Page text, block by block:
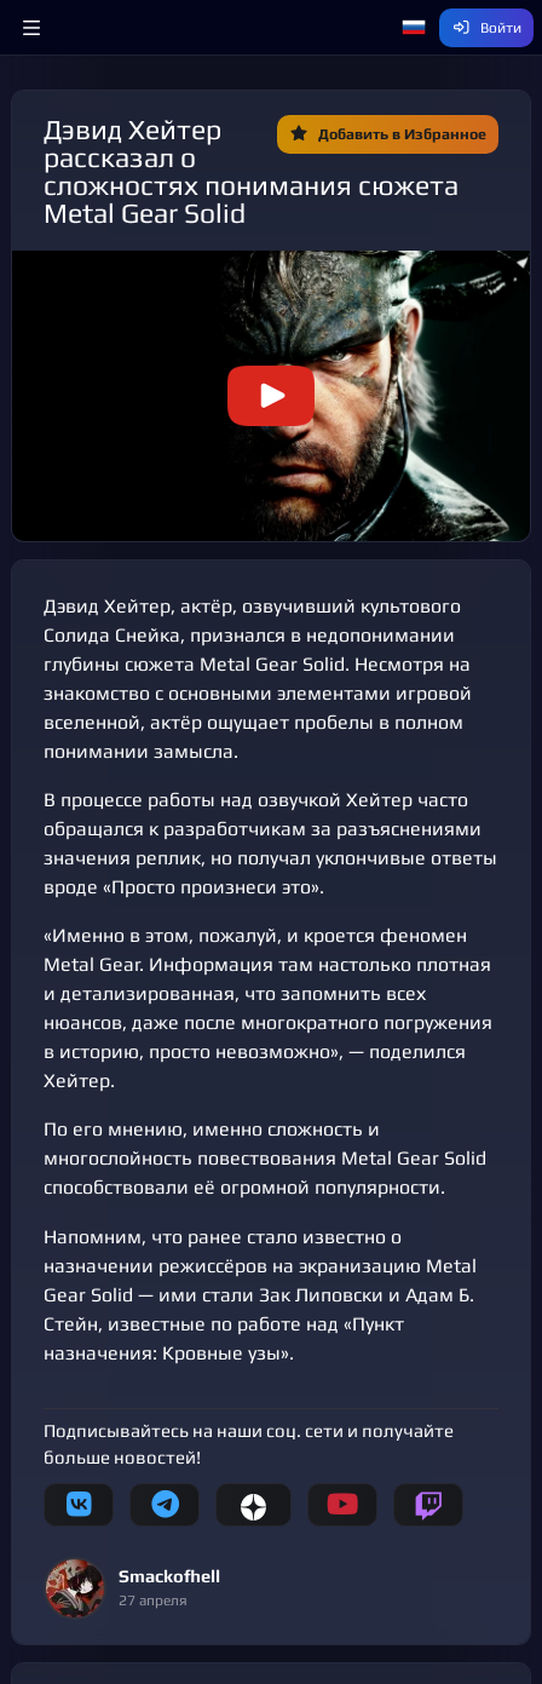
Войти
Добавить в Избранное
Дэвид Хейтер
рассказал о
сложностях понимания сюжета
Metal Gear Solid
Дэвид Хейтер, актёр, озвучивший культового
Солида Снейка, признался в недопонимании
глубины сюжета Metal Gear Solid. Несмотря на
знакомство с основными элементами игровой
вселенной, актёр ощущает пробелы в полном
понимании замысла.
В процессе работы над озвучкой Хейтер часто
обращался к разработчикам за разъяснениями
значения реплик, но получал уклончивые ответы
вроде «Просто произнеси это».
«Именно в этом, пожалуй, и кроется феномен
Metal Gear. Информация там настолько плотная
и детализированная, что запомнить всех
нюансов, даже после многократного погружения
в историю, просто невозможно», — поделился
Хейтер.
По его мнению, именно сложность и
многослойность повествования Metal Gear Solid
способствовали её огромной популярности.
Напомним, что ранее стало известно о
назначении режиссёров на экранизацию Metal
Gear Solid — ими стали Зак Липовски и Адам Б.
Стейн, известные по работе над «Пункт
назначения: Кровные узы».
Подписывайтесь на наши соц. сети и получайте
больше новостей!
Smackofhell
27 апреля